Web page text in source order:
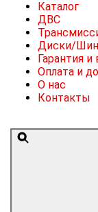
Каталог
ДВС
Диски/
Гарантия и
Оплата и
О нас
Контакты